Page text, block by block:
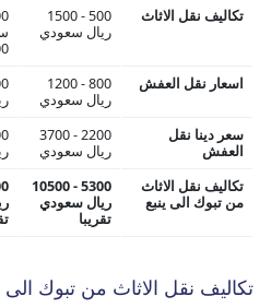
تكاليف نقل الاثاث
500 - 1500
ريال سعودي
اسعار نقل العفش
800 - 1200
ريال سعودي
سعر دينا نقل
العفش
2200 - 3700
ريال سعودي
تكاليف نقل الاثاث
من تبوك الى ينبع
5300 - 10500
ريال سعودي
تقريبا
تكاليف نقل الاثاث من تبوك الى